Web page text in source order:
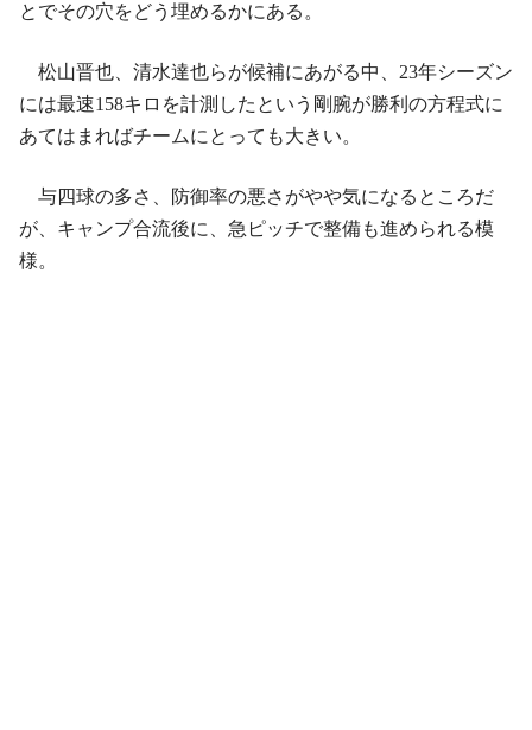
とでその穴をどう埋めるかにある。
松山晋也、清水達也らが候補にあがる中、23年シーズン
には最速158キロを計測したという剛腕が勝利の方程式に
あてはまればチームにとっても大きい。
与四球の多さ、防御率の悪さがやや気になるところだ
が、キャンプ合流後に、急ピッチで整備も進められる模
様。